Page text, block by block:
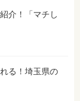
介！「マチし
る！埼玉県の